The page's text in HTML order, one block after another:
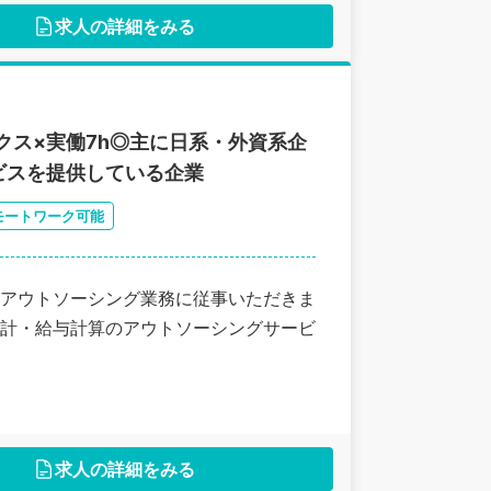
求人の詳細をみる
ス×実働7h◎主に日系・外資系企
を提供している企業
ートワーク可能
ウトソーシング業務に従事いただきま
・給与計算のアウトソーシングサービ
求人の詳細をみる